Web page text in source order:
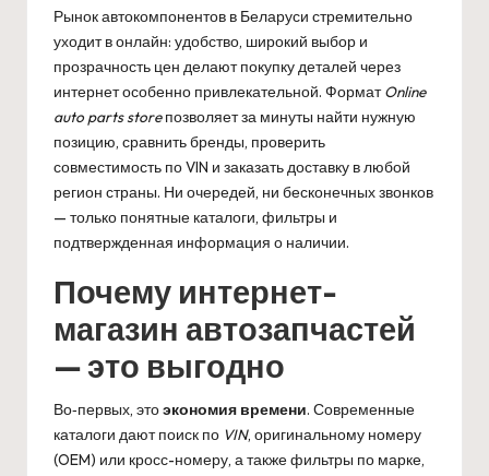
Рынок автокомпонентов в Беларуси стремительно
уходит в онлайн: удобство, широкий выбор и
прозрачность цен делают покупку деталей через
интернет особенно привлекательной. ФорматOnline
auto parts storeпозволяет за минуты найти нужную
позицию, сравнить бренды, проверить
совместимость по VIN и заказать доставку в любой
регион страны. Ни очередей, ни бесконечных звонков
— только понятные каталоги, фильтры и
подтвержденная информация о наличии.
Почему интернет-
магазин автозапчастей
— это выгодно
Во‑первых, этоэкономия времени. Современные
каталоги дают поиск по VIN, оригинальному номеру
(OEM) или кросс-номеру, а также фильтры по марке,